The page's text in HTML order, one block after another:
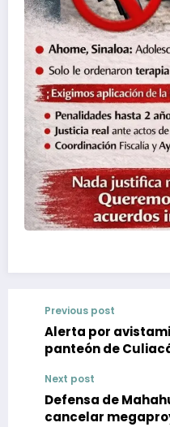
Previous post
Alerta por
panteón de
Next post
Defensa de
cancelar